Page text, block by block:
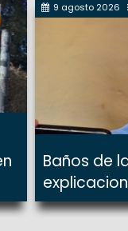
9 agosto 2026
Baños de